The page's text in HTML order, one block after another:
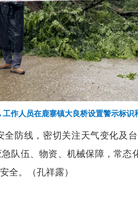
工作人员在鹿寨镇大良桥设置警示标识
防线，密切关注天气变化及
队伍、物资、机械保障，常态
全。（孔祥露）